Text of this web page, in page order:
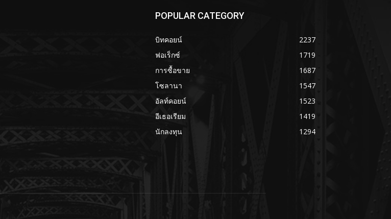
POPULAR CATEGORY
บิทคอยน์
2237
ฟอเร็กซ์
1719
การซื้อขาย
1687
โซลานา
1547
อัลท์คอยน์
1523
อีเธอเรียม
1419
นักลงทุน
1294